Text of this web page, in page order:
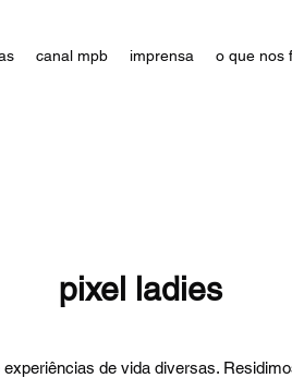
canal mpb imprensa o que nos
pixel ladies
de vida diversas.